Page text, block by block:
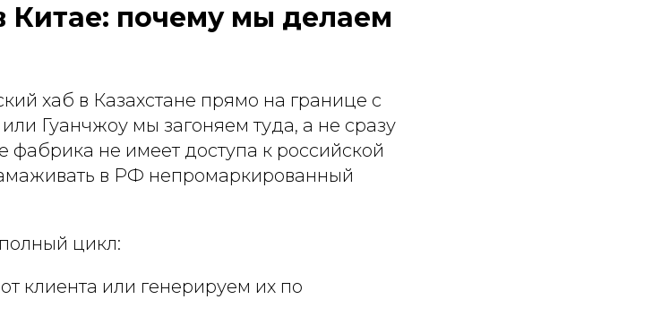
Китае: почему мы делаем
хаб в Казахстане прямо на границе с
Гуанчжоу мы загоняем туда, а не сразу
не имеет доступа к российской
в РФ непромаркированный
цикл:
клиента или генерируем их по